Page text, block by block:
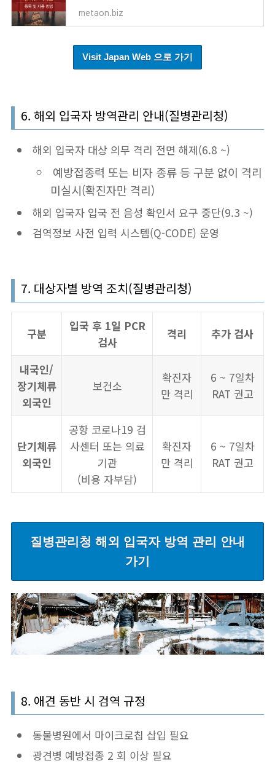
metaon.biz
Visit Japan Web 으로 가기
6. 해외 입국자 방역관리 안내(질병관리청)
해외 입국자 대상 의무 격리 전면 해제(6.8 ~)
예방접종력 또는 비자 종류 등 구분 없이 격리
미실시(확진자만 격리)
해외 입국자 입국 전 음성 확인서 요구 중단(9.3 ~)
검역정보 사전 입력 시스템(Q-CODE) 운영
7. 대상자별 방역 조치(질병관리청)
구분
입국 후 1일 PCR
검사
격리 추가 검사
내국인/
장기체류
외국인
보건소
확진자
만 격리
6 ~ 7일차
RAT 권고
단기체류
외국인
공항 코로나19 검
사센터 또는 의료
기관
(비용 자부담)
확진자
만 격리
6 ~ 7일차
RAT 권고
질병관리청 해외 입국자 방역 관리 안내
가기
8. 애견 동반 시 검역 규정
동물병원에서 마이크로칩 삽입 필요
광견병 예방접종 2 회 이상 필요